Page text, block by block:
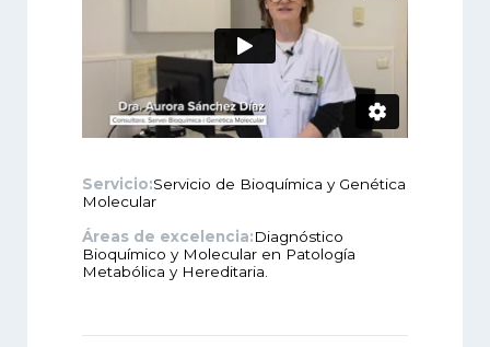
Servicio:Servicio de Bioquímica y Genética
Molecular
Áreas de excelencia:Diagnóstico
Bioquímico y Molecular en Patología
Metabólica y Hereditaria.